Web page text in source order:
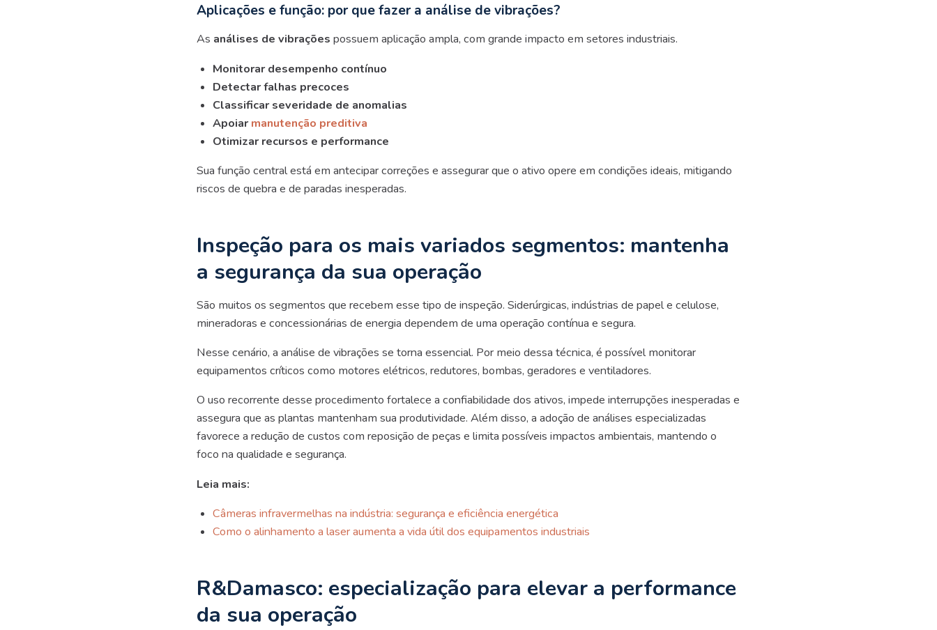
Aplicações e função: por que fazer a análise de vibrações?
As análises de vibrações possuem aplicação ampla, com grande impacto em setores industriais.
Monitorar desempenho contínuo
Detectar falhas precoces
Classificar severidade de anomalias
Apoiarmanutenção preditiva
Otimizar recursos e performance
Sua função central está em antecipar correções e assegurar que o ativo opere em condições ideais, mitigando
riscos de quebra e de paradas inesperadas.
Inspeção para os mais variados segmentos: mantenha
a segurança da sua operação
São muitos os segmentos que recebem esse tipo de inspeção. Siderúrgicas, indústrias de papel e celulose,
mineradoras e concessionárias de energia dependem de uma operação contínua e segura.
Nesse cenário, a análise de vibrações se torna essencial. Por meio dessa técnica, é possível monitorar
equipamentos críticos como motores elétricos, redutores, bombas, geradores e ventiladores.
O uso recorrente desse procedimento fortalece a confiabilidade dos ativos, impede interrupções inesperadas e
assegura que as plantas mantenham sua produtividade. Além disso, a adoção de análises especializadas
favorece a redução de custos com reposição de peças e limita possíveis impactos ambientais, mantendo o
foco na qualidade e segurança.
Leia mais:
Câmeras infravermelhas na indústria: segurança e eficiência energética
Como o alinhamento a laser aumenta a vida útil dos equipamentos industriais
R&Damasco: especialização para elevar a performance
da sua operação